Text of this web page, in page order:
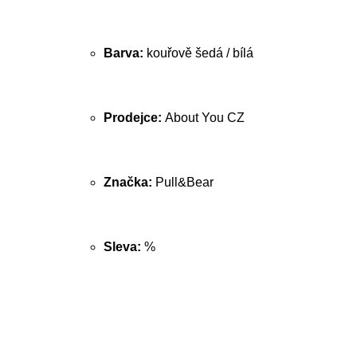
Barva: kouřově šedá / bílá
Prodejce: About You CZ
Značka: Pull&Bear
Sleva: %